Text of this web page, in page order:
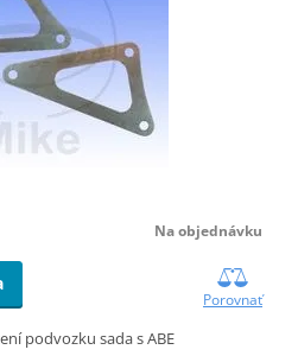
Na objednávku
Porovnať
podvozku sada s ABE